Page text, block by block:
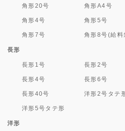
角形20号 角形A4号
角形4号 角形5号
角形7号 角形8号(給料
長形
長形1号 長形2号
長形4号 長形6号
長形40号 洋形2号タテ
洋形5号タテ形
洋形